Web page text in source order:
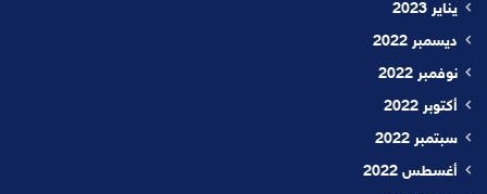
يناير 2023
ديسمبر 2022
نوفمبر 2022
أكتوبر 2022
سبتمبر 2022
أغسطس 2022